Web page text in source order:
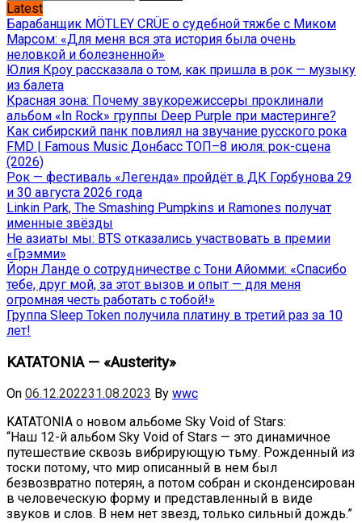
Latest
Барабанщик MÖTLEY CRÜE о судебной тяжбе с Миком
Марсом: «Для меня вся эта история была очень
неловкой и болезненной»
Юлия Кроу рассказала о том, как пришла в рок — музыку
из балета
Красная зона: Почему звукорежиссеры проклинали
альбом «In Rock» группы Deep Purple при мастеринге?
Как сибирский панк повлиял на звучание русского рока
FMD | Famous Music Донбасс ТОП–8 июля: рок-сцена
(2026)
Рок — фестиваль «Легенда» пройдёт в ДК Горбунова 29
и 30 августа 2026 года
Linkin Park, The Smashing Pumpkins и Ramones получат
именные звёзды
Не азиаты мы: BTS отказались участвовать в премии
«Грэмми»
Йорн Ланде о сотрудничестве с Тони Айомми: «Спасибо
тебе, друг мой, за этот вызов и опыт — для меня
огромная честь работать с тобой!»
Группа Sleep Token получила платину в третий раз за 10
лет!
KATATONIA — «Austerity»
On 06.12.202231.08.2023 By wwc
KATATONIA о новом альбоме Sky Void of Stars:
“Наш 12-й альбом Sky Void of Stars — это динамичное
путешествие сквозь вибрирующую тьму. Рожденный из
тоски потому, что мир описанный в нем был
безвозвратно потерян, а потом собран и сконденсирован
в человеческую форму и представленный в виде
звуков и слов. В нем нет звезд, только сильный дождь.”